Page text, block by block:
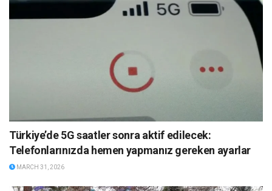
Türkiye’de 5G saatler sonra aktif edilecek:
Telefonlarınızda hemen yapmanız gereken ayarlar
MARCH 31, 2026